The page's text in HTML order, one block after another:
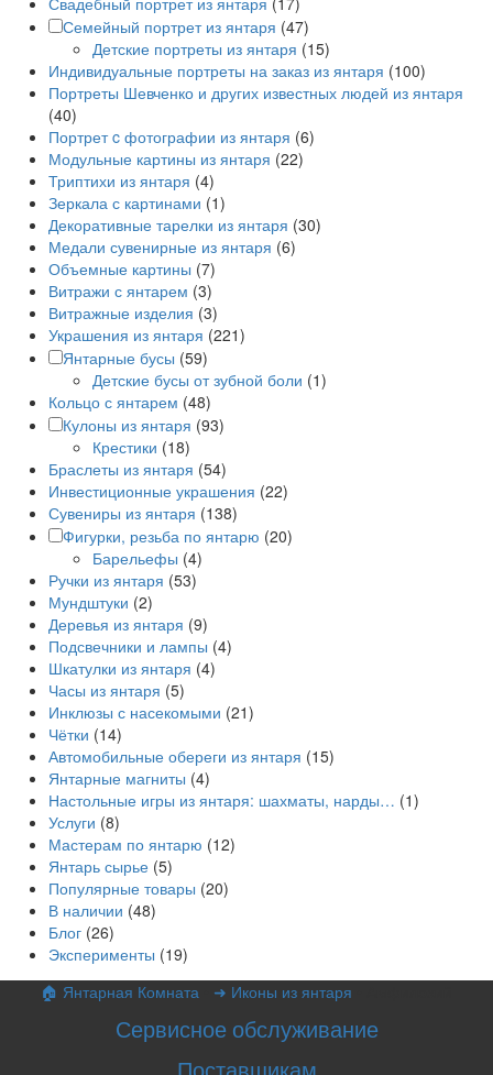
Семейный портрет из янтаря (47)
Детские портреты из янтаря (15)
Индивидуальные портреты на заказ из янтаря (100)
Портреты Шевченко и других известных людей из янтаря
(40)
Портрет c фотографии из янтаря (6)
Модульные картины из янтаря (22)
Триптихи из янтаря (4)
Зеркала с картинами (1)
Декоративные тарелки из янтаря (30)
Медали сувенирные из янтаря (6)
Объемные картины (7)
Витражи с янтарем (3)
Витражные изделия (3)
Украшения из янтаря (221)
Янтарные бусы (59)
Детские бусы от зубной боли (1)
Кольцо с янтарем (48)
Кулоны из янтаря (93)
Крестики (18)
Браслеты из янтаря (54)
Инвестиционные украшения (22)
Сувениры из янтаря (138)
Фигурки, резьба по янтарю (20)
Барельефы (4)
Ручки из янтаря (53)
Мундштуки (2)
Деревья из янтаря (9)
Подсвечники и лампы (4)
Шкатулки из янтаря (4)
Часы из янтаря (5)
Инклюзы с насекомыми (21)
Чётки (14)
Автомобильные обереги из янтаря (15)
Янтарные магниты (4)
Настольные игры из янтаря: шахматы, нарды… (1)
Услуги (8)
Мастерам по янтарю (12)
Янтарь сырье (5)
Популярные товары (20)
В наличии (48)
Блог (26)
Эксперименты (19)
🏠 Янтарная Комната
➜ Иконы из янтаря
Сервисное обслуживание